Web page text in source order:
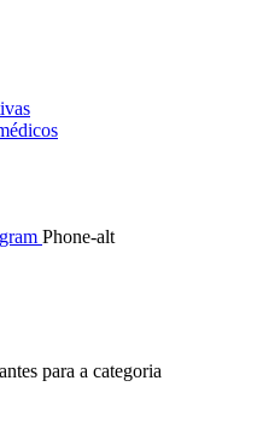
Phone-alt
para a categoria